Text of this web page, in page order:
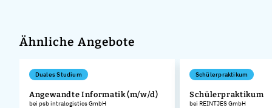
Ähnliche Angebote
Duales Studium
Angewandte Informatik (m/w/d)
bei psb intralogistics GmbH
Schülerpraktikum
Schülerpraktikum
bei REINTJES GmbH